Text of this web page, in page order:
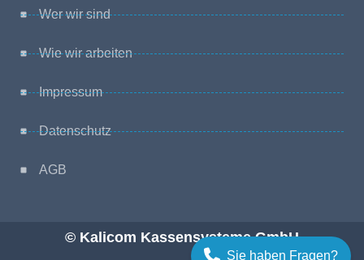
Wer wir sind
Wie wir arbeiten
Impressum
Datenschutz
AGB
© Kalicom Kassensysteme GmbH
Sie haben Fragen?